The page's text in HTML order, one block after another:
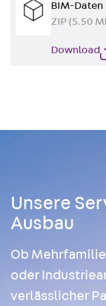
BIM-Daten
ZIP (5.50
Download
Unsere
Ausbau
Ob
oder
verlässlicher